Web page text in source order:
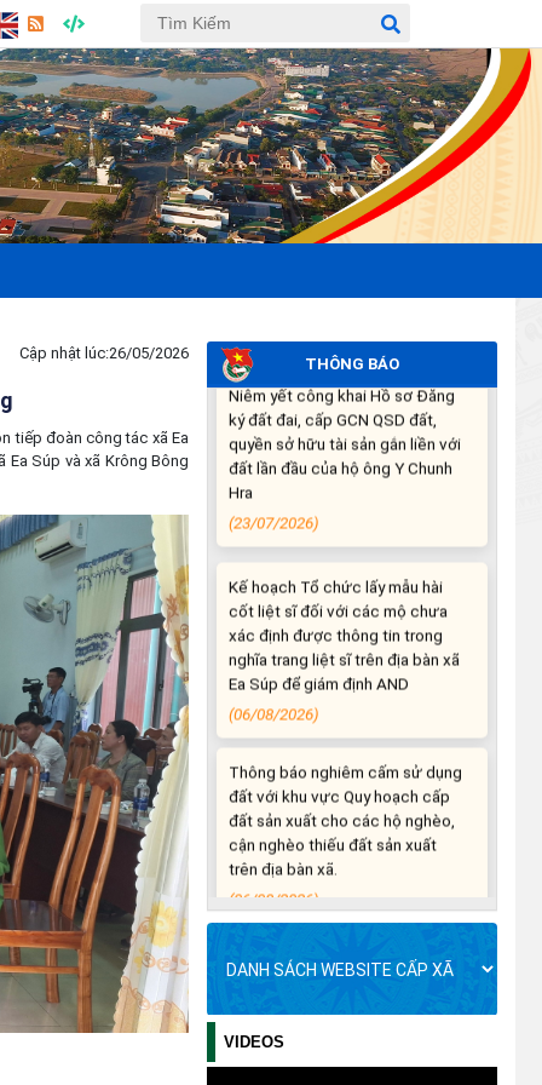
Cập nhật lúc:26/05/2026
tiếp đoàn công tác xã Ea
Súp và xã Krông Bông
THÔNG BÁO
THÔNG BÁO: Về việc yêu cầu
chấm dứt hoạt động sản xuất tại
tiểu khu 277 xã Ea Súp, tỉnh Đắk
Lắk (lần 2)
(24/07/2026)
Hra
(23/07/2026)
Kế hoạch Tổ chức lấy mẫu hài
cốt liệt sĩ đối với các mộ chưa
xác định được thông tin trong
nghĩa trang liệt sĩ trên địa bàn xã
Ea Súp để giám định AND
(06/08/2026)
Thông báo nghiêm cấm sử dụng
đất với khu vực Quy hoạch cấp
đất sản xuất cho các hộ nghèo,
cận nghèo thiếu đất sản xuất
trên địa bàn xã.
THÔNG BÁO: Cảnh báo thủ đoạn
lừa đảo thông qua công tác đo
đạc, lập bản đồ địa chính, lập hồ
sơ địa chính và hoàn thành cơ sở
dữ liệu quốc gia về đất đai
(03/08/2026)
THÔNG BÁO NIÊM YẾT CÔNG
nghị hỗ trợ khắc phục thiệt hại
VIDEOS